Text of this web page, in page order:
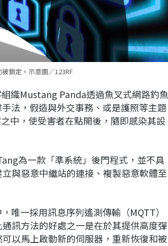
鎖定。示意圖／123RF
織Mustang Panda透過魚叉式網路釣魚
法，假造與外交事務、或是護照等主題
中，使受害者在點開後，隨即感染其設
為一款「準系統」後門程式，並不具
與惡意中繼站的連接、複製惡意軟體至
唯一採用訊息序列遙測傳輸（MQTT）
訊方法的好處之一是在於其提供高度彈
以馬上啟動新的伺服器，重新恢復和被